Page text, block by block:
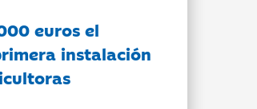
euros el
instalación